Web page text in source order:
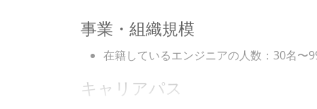
その他 aws zoom
事業・組織規模
在籍しているエンジニアの人数：30名〜
キャリアパス